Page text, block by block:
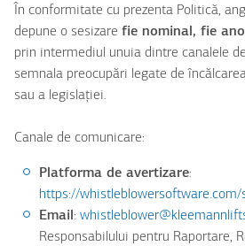
În conformitate cu prezenta Politică,
depune o sesizare fie nominal, fie
prin intermediul unuia dintre canalele
semnala preocupări legate de
sau a legislației.
Canale de comunicare:
Platforma de avertizare:
https://whistleblowersoftware.com/
Email :
Responsabilului pentru Raportare,